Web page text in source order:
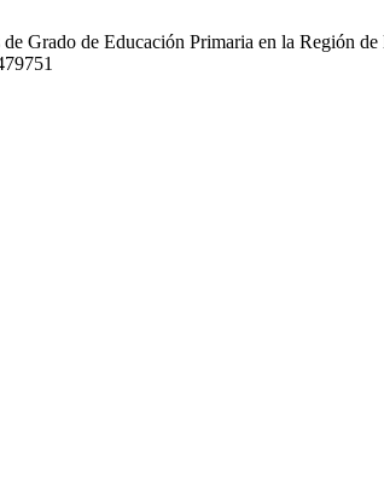
Grado de Educación Primaria en la Región